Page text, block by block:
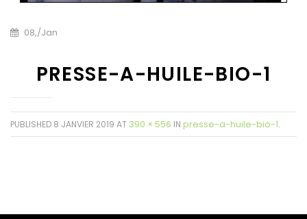
08,/Jan
PRESSE-A-HUILE-BIO-1
PUBLISHED 8 JANVIER 2019 AT 390 × 556 IN presse-a-huile-bio-1.